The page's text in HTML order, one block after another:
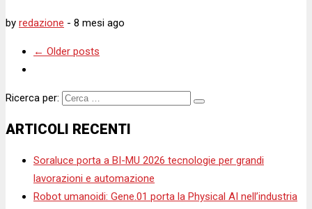
by redazione - 8 mesi ago
← Older posts
Ricerca per:
ARTICOLI RECENTI
Soraluce porta a BI-MU 2026 tecnologie per grandi
lavorazioni e automazione
Robot umanoidi: Gene.01 porta la Physical AI nell’industria